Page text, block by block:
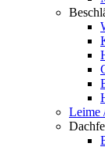
Leime